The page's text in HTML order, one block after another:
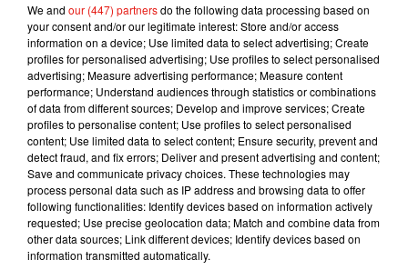
Musique
We and our (447) partnersdo the following data processing based on
your consent and/or our legitimate interest: Store and/or access
information on a device; Use limited data to select advertising; Create
profiles for personalised advertising; Use profiles to select personalised
advertising; Measure advertising performance; Measure content
performance; Understand audiences through statistics or combinations
of data from different sources; Develop and improve services; Create
profiles to personalise content; Use profiles to select personalised
content; Use limited data to select content; Ensure security, prevent and
detect fraud, and fix errors; Deliver and present advertising and content;
Save and communicate privacy choices. These technologies may
process personal data such as IP address and browsing data to offer
following functionalities: Identify devices based on information actively
requested; Use precise geolocation data; Match and combine data from
other data sources; Link different devices; Identify devices based on
information transmitted automatically.